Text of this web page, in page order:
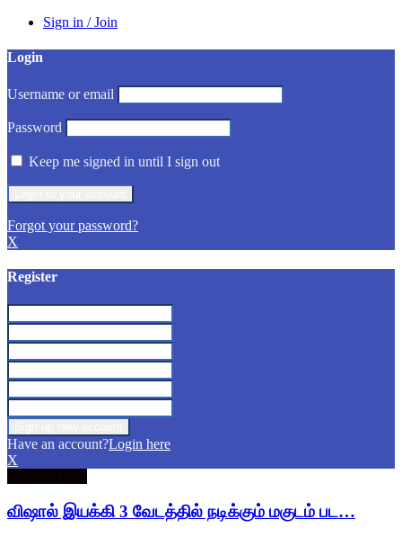
Sign in / Join
Login
Username or email
Password
Keep me signed in until I sign out
Forgot your password?
X
Register
Have an account?Login here
X
விஷால் இயக்கி 3 வேடத்தில் நடிக்கும் மகுடம் பட…